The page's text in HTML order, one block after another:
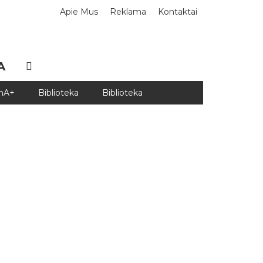
Apie Mus Reklama Kontaktai
Biblioteka Biblioteka